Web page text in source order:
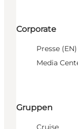
Corporate
Presse (EN)
Media
Gruppen
Cruise